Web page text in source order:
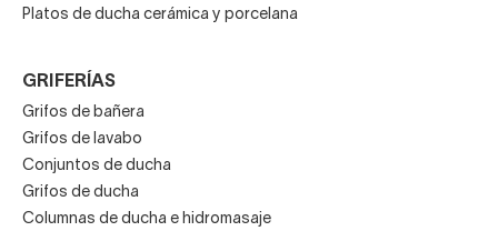
Platos de ducha cerámica y porcelana
GRIFERÍAS
Grifos de bañera
Grifos de lavabo
Conjuntos de ducha
Grifos de ducha
Columnas de ducha e hidromasaje